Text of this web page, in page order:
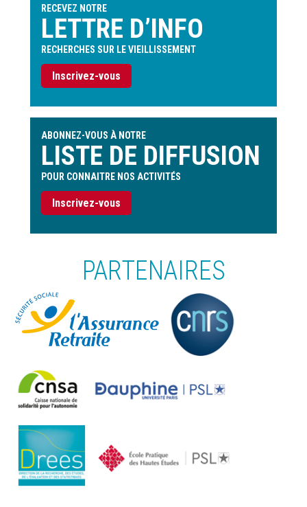
RECEVEZ NOTRE
LETTRE D’INFO
RECHERCHES SUR LE VIEILLISSEMENT
Inscrivez-vous
ABONNEZ-VOUS À NOTRE
LISTE DE DIFFUSION
POUR CONNAITRE NOS ACTIVITÉS
Inscrivez-vous
PARTENAIRES